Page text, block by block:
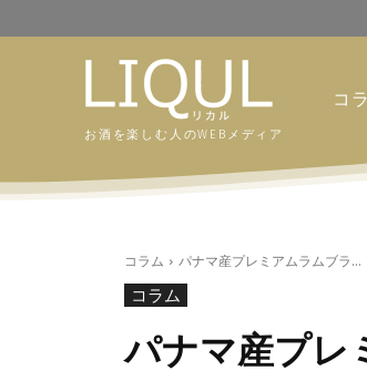
お酒を楽しむ人のWEBメディア
コ
コラム パナマ産プレミアムラムブラ...
コラム
パナマ産プレ